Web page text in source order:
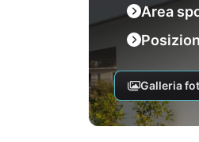
Area
Galleria